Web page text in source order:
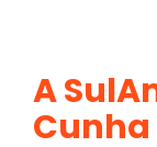
A
Cunha